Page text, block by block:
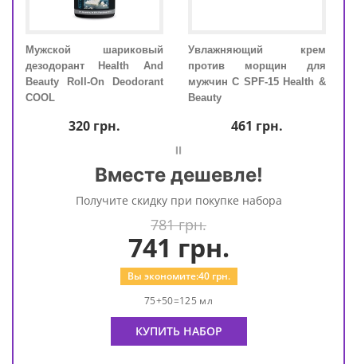
Мужской шариковый
дезодорант Health And
Beauty Roll-On Deodorant
COOL
320грн.
Увлажняющий крем
против морщин для
мужчин С SPF-15 Health &
Beauty
461 грн.
=
Вместе дешевле!
Получите скидку при покупке набора
781 грн.
741 грн.
Вы экономите:40грн.
75+50=125 мл
КУПИТЬ НАБОР